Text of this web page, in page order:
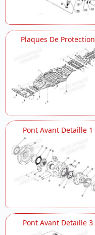
Plaques De Protection
Pont Avant Detaille 1
Pont Avant Detaille 3